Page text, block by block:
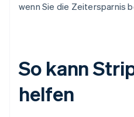
wenn Sie die Zeitersparnis
So kann
helfen